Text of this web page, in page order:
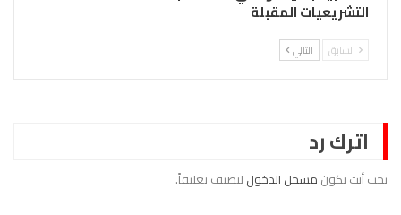
التشريعيات المقبلة
السابق التالي
اترك رد
يجب أنت تكون مسجل الدخول لتضيف تعليقاً.